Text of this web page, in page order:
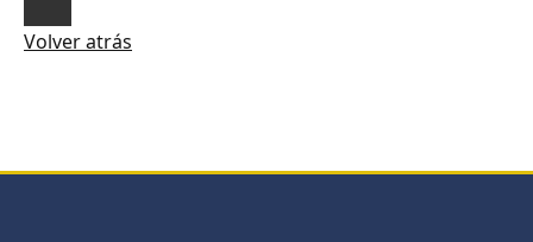
Volver atrás